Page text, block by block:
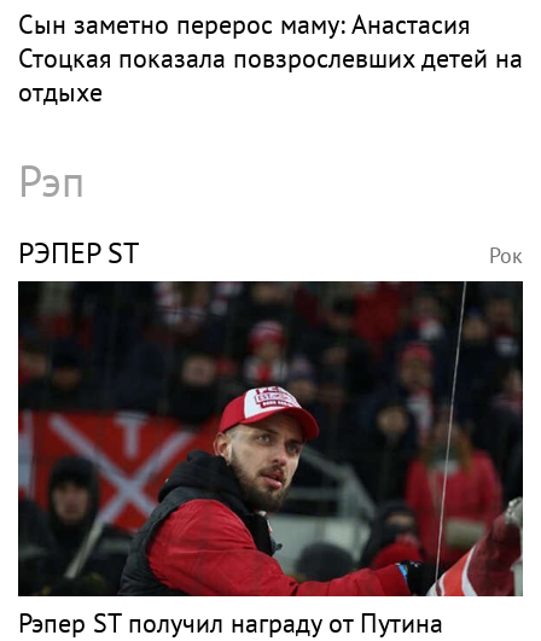
Сын заметно перерос маму: Анастасия
Стоцкая показала повзрослевших детей на
отдыхе
Рэп
РЭПЕР ST Рок
Рэпер ST получил награду от Путина